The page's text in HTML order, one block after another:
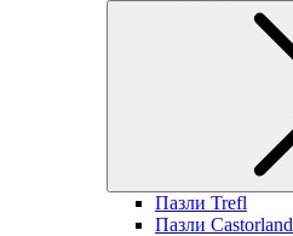
Пазли Trefl
Пазли Castorland